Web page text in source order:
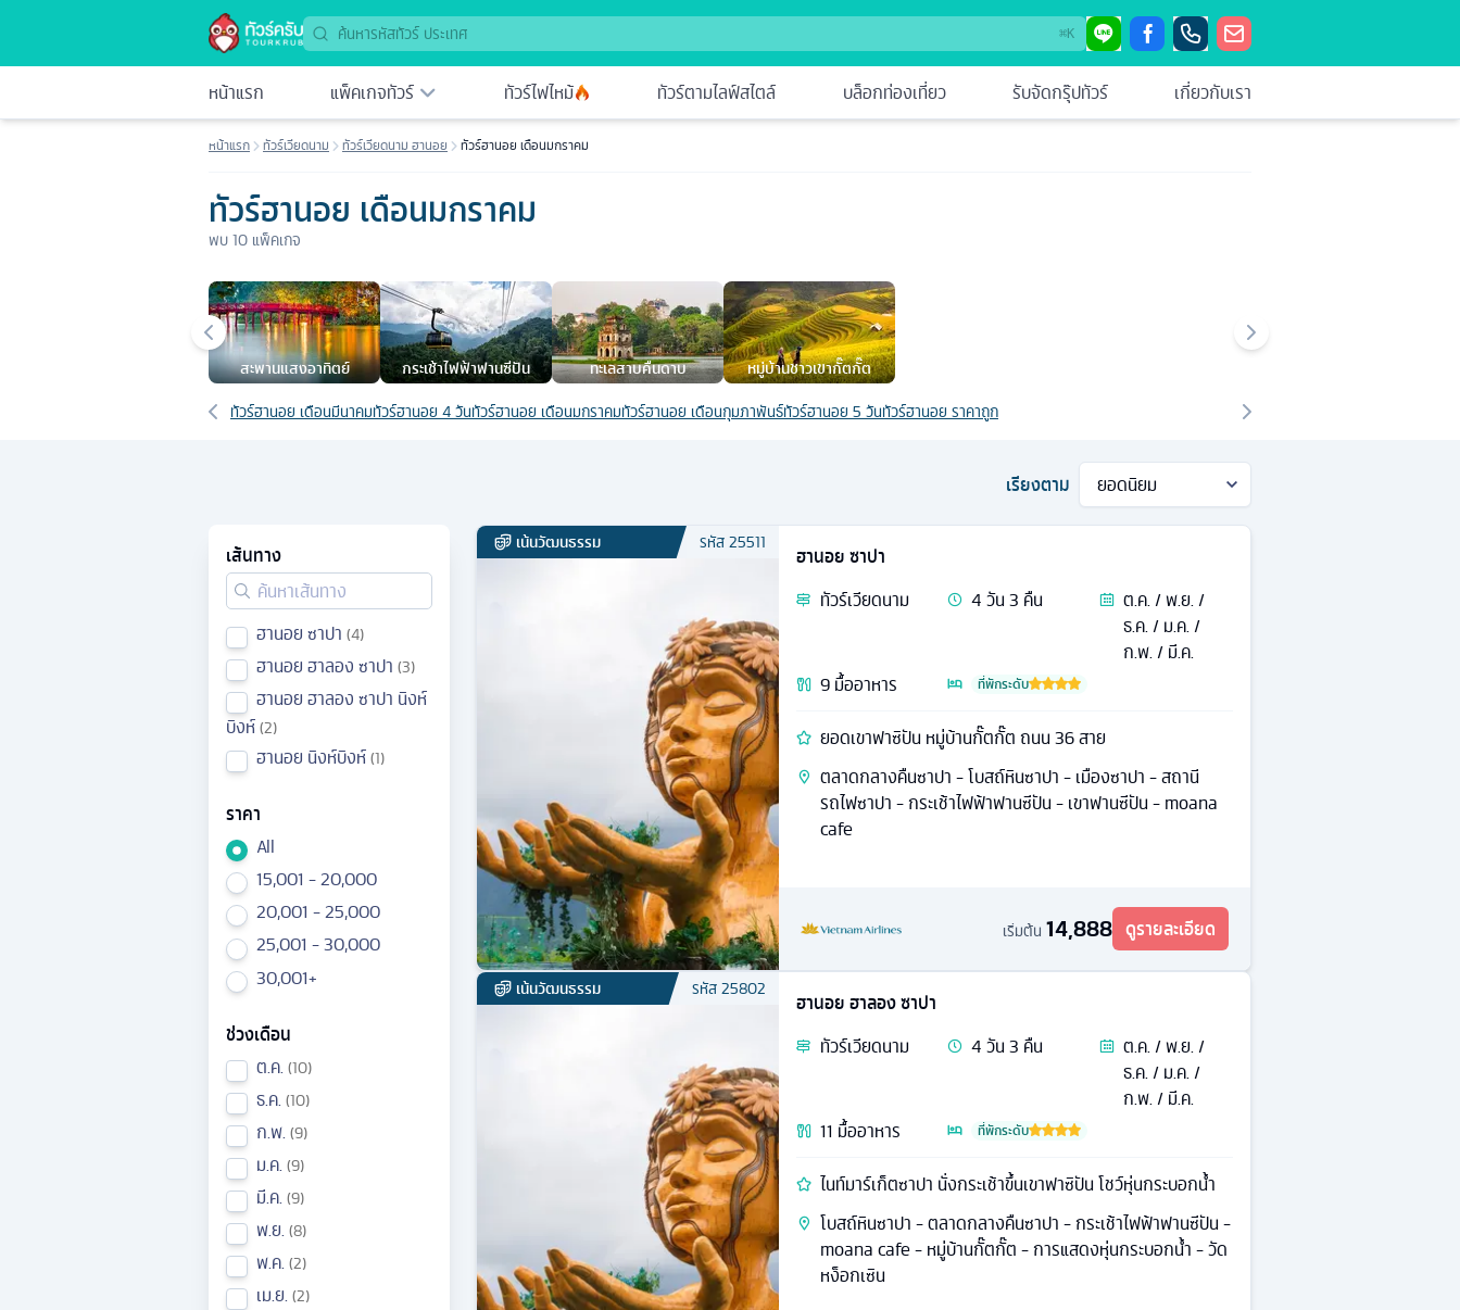
⌘K
หน้าแรก แพ็คเกจทัวร์ ทัวร์ไฟไหม้ ทัวร์ตามไลฟ์สไตล์ บล็อกท่องเที่ยว รับจัดกรุ๊ปทัวร์ เกี่ยวกับเรา
หน้าแรก ทัวร์เวียดนาม ทัวร์เวียดนาม ฮานอย ทัวร์ฮานอย เดือนมกราคม
ทัวร์ฮานอย เดือนมกราคม
พบ10 แพ็คเกจ
เมืองยอดนิยม
สะพานแสงอาทิตย์ กระเช้าไฟฟ้าฟานซีปัน ทะเลสาบคืนดาบ หมู่บ้านชาวเขากั๊ตกั๊ต
เส้นทางที่เกี่ยวข้อง
ทัวร์ฮานอย เดือนมีนาคมทัวร์ฮานอย 4 วันทัวร์ฮานอย เดือนมกราคมทัวร์ฮานอย เดือนกุมภาพันธ์ทัวร์ฮานอย 5 วันทัวร์ฮานอย ราคาถูก
เรียงตาม
เส้นทาง
ฮานอย ซาปา 4
ฮานอย ฮาลอง ซาปา 3
ฮานอย ฮาลอง ซาปา นิงห์
บิงห์ 2
ฮานอย นิงห์บิงห์ 1
ราคา
All
15,001 - 20,000
20,001 - 25,000
25,001 - 30,000
30,001+
ช่วงเดือน
ต.ค. 10
ธ.ค. 10
ก.พ. 9
ม.ค. 9
มี.ค. 9
พ.ย. 8
พ.ค. 2
เม.ย. 2
เน้นวัฒนธรรม รหัส25511
ฮานอย ซาปา
ทัวร์เวียดนาม 4วัน3 คืน
ต.ค. / พ.ย. /
ธ.ค. / ม.ค. /
ก.พ. / มี.ค.
9มื้ออาหาร ที่พักระดับ
ยอดเขาฟาซิปัน หมู่บ้านกั๊ตกั๊ต ถนน 36 สาย
ตลาดกลางคืนซาปา - โบสถ์หินซาปา - เมืองซาปา - สถานี
รถไฟซาปา - กระเช้าไฟฟ้าฟานซีปัน - เขาฟานซีปัน - moana
cafe
เริ่มต้น 14,888 ดูรายละเอียด
เน้นวัฒนธรรม รหัส25802
ฮานอย ฮาลอง ซาปา
ทัวร์เวียดนาม 4วัน3 คืน
ต.ค. / พ.ย. /
ธ.ค. / ม.ค. /
ก.พ. / มี.ค.
11 มื้ออาหาร ที่พักระดับ
ไนท์มาร์เก็ตซาปา นั่งกระเช้าขึ้นเขาฟาซิปัน โชว์หุ่นกระบอกน้ำ
โบสถ์หินซาปา - ตลาดกลางคืนซาปา - กระเช้าไฟฟ้าฟานซีปัน -
moana cafe - หมู่บ้านกั๊ตกั๊ต - การแสดงหุ่นกระบอกนํ้า - วัด
หง็อกเซิน